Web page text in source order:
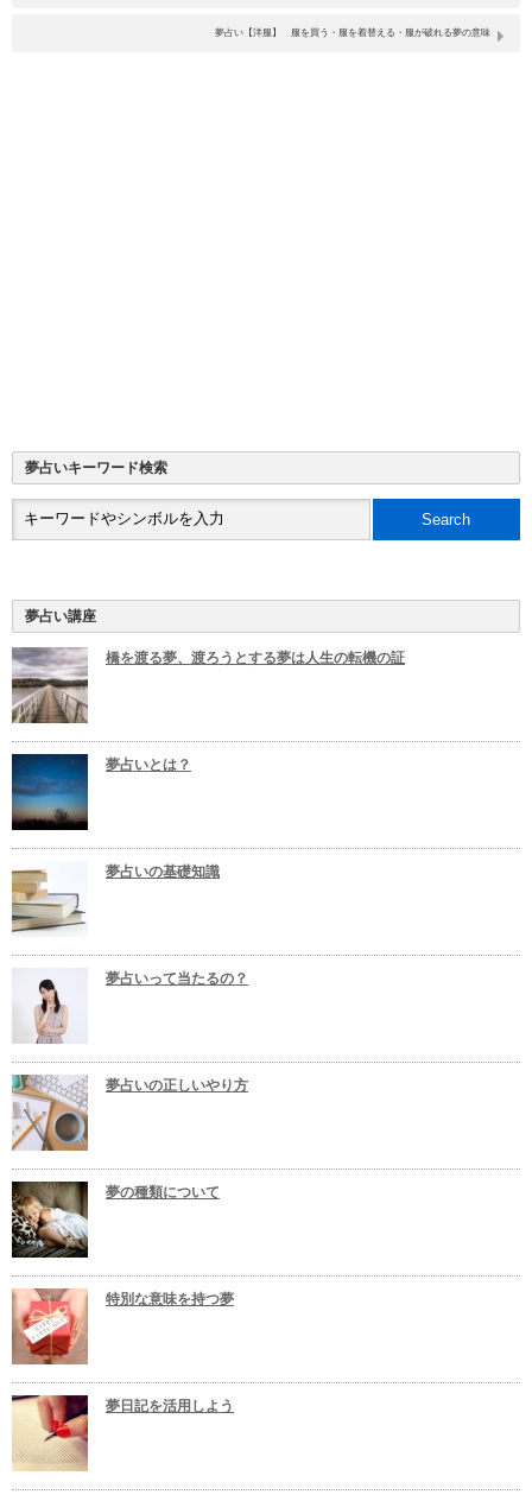
夢占い【洋服】 服を買う・服を着替える・服が破れる夢の意味
夢占いキーワード検索
夢占い講座
橋を渡る夢、渡ろうとする夢は人生の転機の証
夢占いとは？
夢占いの基礎知識
夢占いって当たるの？
夢占いの正しいやり方
夢の種類について
特別な意味を持つ夢
夢日記を活用しよう